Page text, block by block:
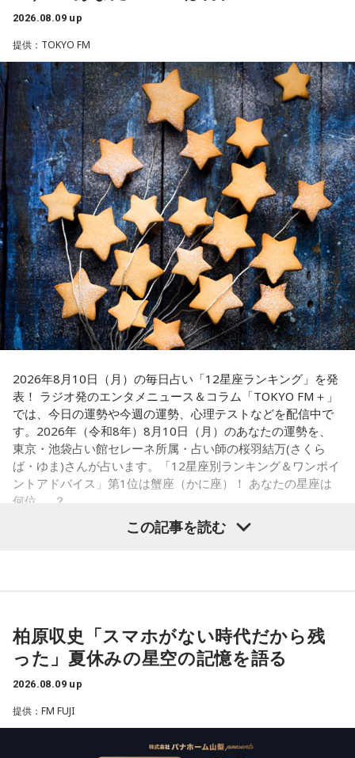
オンライン占いセレーネ：
【2位】蠍座（さそり座）
ラッキーなことが起こりそう。周りからの評価も上がって、
充実感を覚えるようです。努力などが認められると、心も落
で、良い縁ができるかも。
【3位】魚座（うお座）
心の中にあった、わだかまりを解消できるようです。ほっと
できると、自分らしく活動できることでしょう。恋愛に対し
ても前向きになれそう。情熱的な相手を通して自分自身も成
長できるようです。
【4位】乙女座（おとめ座）
思い切りの良さを大事にしてみましょう。出かけるときは、
普段よりもオシャレをすると良いでしょう。モチベーション
が上がって、何でも上手くできそう。無難な色よりも、挑戦
的な色を選んでみて。
【5位】山羊座（やぎ座）
今日は、少し距離を感じていた人と意気投合するなど、心が
温かくなる出来事が起こりそう。一対一で相手とじっくり向
き合ってみると、自分と似ている部分も見つかることでしょ
う。
【6位】牡牛座（おうし座）
マッサージなどをして身体をほぐしましょう。停滞していた
ものが動きだして、自分がやるべきことが見えてくるようで
す。無理をしていたものがあれば手放すようにしましょう。
想いに正直になってみて。
【7位】天秤座（てんびん座）
【8位】獅子座（しし座）
目標やゴールを決めて、そこまでの道のりを計画していくと
◎。冷静に判断し行動できると、自分が求めているものに近
づけるようです。先輩などの話に耳を傾けるのも良いでしょ
他者に期待しすぎず、何かやってくれたことに対して喜べる
2026.08.09 up
提供：TOKYO FM
2026年8月10日（月）の毎日占い「12星座ランキング」を発
表！ ラジオ発のエンタメニュース＆コラム「TOKYO FM＋」
では、今日の運勢や今週の運勢、心理テストなどを配信中で
す。2026年（令和8年）8月10日（月）のあなたの運勢を、
東京・池袋占い館セレーネ所属・占い師の桜羽結万(さくら
ば・ゆま)さんが占います。「12星座別ランキング＆ワンポイ
ントアドバイス」第1位は蟹座（かに座）！ あなたの星座は
何位……？
い気持ちを前に出して、行動していくと良いでしょう。気に
なる相手にも自信を持って接するようにしましょう。
【2位】蠍座（さそり座）
ラッキーなことが起こりそう。周りからの評価も上がって、
充実感を覚えるようです。努力などが認められると、心も落
ち着いて穏やかになれることでしょう。交友関係も好調なの
この記事を読む
柏原収史「スマホがない時代だから残
った」夏休みの星空の記憶を語る
2026.08.09 up
提供：FM FUJI